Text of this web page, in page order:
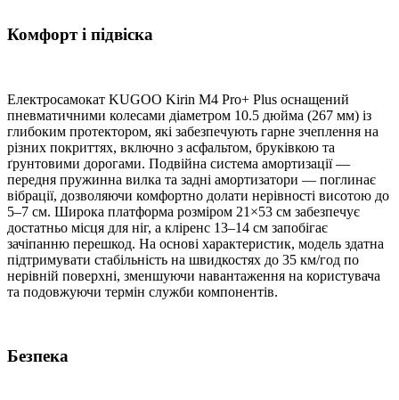
Комфорт і підвіска
Електросамокат KUGOO Kirin M4 Pro+ Plus оснащений
пневматичними колесами діаметром 10.5 дюйма (267 мм) із
глибоким протектором, які забезпечують гарне зчеплення на
різних покриттях, включно з асфальтом, бруківкою та
ґрунтовими дорогами. Подвійна система амортизації —
передня пружинна вилка та задні амортизатори — поглинає
вібрації, дозволяючи комфортно долати нерівності висотою до
5–7 см. Широка платформа розміром 21×53 см забезпечує
достатньо місця для ніг, а кліренс 13–14 см запобігає
зачіпанню перешкод. На основі характеристик, модель здатна
підтримувати стабільність на швидкостях до 35 км/год по
нерівній поверхні, зменшуючи навантаження на користувача
та подовжуючи термін служби компонентів.
Безпека